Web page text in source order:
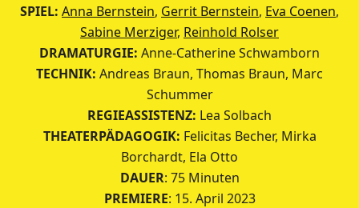
SPIEL: Anna Bernstein, Gerrit Bernstein, Eva Coenen,
Sabine Merziger, Reinhold Rolser
DRAMATURGIE: Anne-Catherine Schwamborn
TECHNIK: Andreas Braun, Thomas Braun, Marc
Schummer
REGIEASSISTENZ: Lea Solbach
THEATERPÄDAGOGIK: Felicitas Becher, Mirka
Borchardt, Ela Otto
DAUER: 75 Minuten
PREMIERE: 15. April 2023